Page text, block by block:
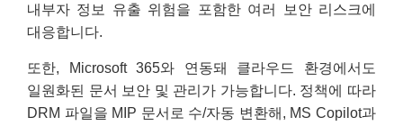
내부자 정보 유출 위험을 포함한 여러 보안 리스크에
대응합니다.
또한, Microsoft 365와 연동돼 클라우드 환경에서도
일원화된 문서 보안 및 관리가 가능합니다. 정책에 따라
DRM 파일을 MIP 문서로 수/자동 변환해, MS Copilot과